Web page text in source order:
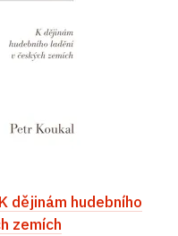
dějinám hudebního
zemích